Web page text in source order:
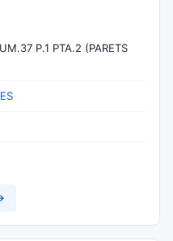
P.1 PTA.2 (PARETS